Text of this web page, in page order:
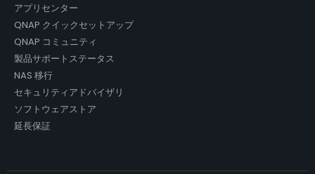
アプリセンター
QNAP クイックセットアップ
QNAP コミュニティ
製品サポートステータス
NAS 移行
セキュリティアドバイザリ
ソフトウェアストア
延長保証